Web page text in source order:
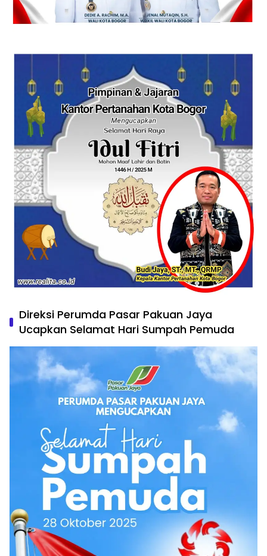
Direksi Perumda Pasar Pakuan Jaya
Ucapkan Selamat Hari Sumpah Pemuda